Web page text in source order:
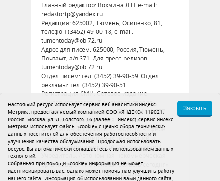
Главный редактор: Вохмина Л.Н. e-mail:
redaktortp@yandex.ru
Редакция: 625002, Тюмень, Осипенко, 81,
телефон (3452) 49-00-18, e-mail:
tumentoday@obl72.ru
Адрес для писем: 625000, Россия, Тюмень,
Почтамт, а/я 371. Для пресс-релизов:
tumentoday@obl72.ru
Отдел писем: тел. (3452) 39-90-59. Отдел
рекламы: тел. (3452) 39-90-51
Регистрация СМИ: Сетевое издание
«Интернет-газета «Тюменская правда»,
регистрационный номер СМИ Эл № ФС77-
86575 от 26 декабря 2023 г. выдано
Федеральной службой по надзору в сфере
связи, информационных технологий и
массовых коммуникаций (Роскомнадзор)
организация «Тюменская область сегодня»
Политика оператора Устав редакции
Настоящий ресурс использует сервис веб-аналитики Яндекс
Метрика, предоставляемый компанией ООО «ЯНДЕКС», 119021,
Россия, Москва, ул. Л. Толстого, 16 (далее — Яндекс), сервис Яндекс
Метрика использует файлы «cookie» с целью сбора технических
данных посетителей для обеспечения работоспособности и
улучшения качества обслуживания. Продолжая использовать
ресурс, Вы автоматически соглашаетесь с использованием данных
технологий.
Собранная при помощи «cookie» информация не может
идентифицировать вас, однако может помочь нам улучшить работу
нашего сайта. Информация об использовании вами данного сайта,
Закрыть